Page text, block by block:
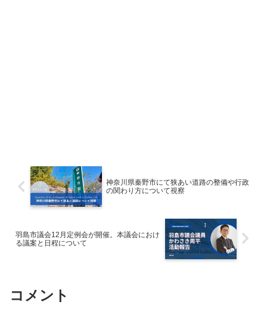
神奈川県秦野市にて狭あい道路の整備や行政
の関わり方について視察
羽島市議会12月定例会が開催。本議会におけ
る議案と日程について
コメント